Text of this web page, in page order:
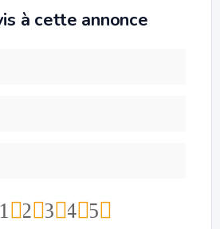
à cette annonce
5
4
3
2
1